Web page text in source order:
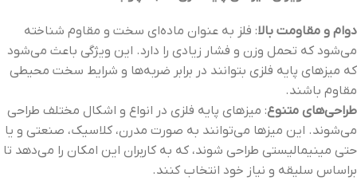
دوام و مقاومت بالا: فلز به عنوان ماده‌ای سخت و مقاوم شناخته
می‌شود که تحمل وزن و فشار زیادی را دارد. این ویژگی باعث می‌شود
که میزهای پایه فلزی بتوانند در برابر ضربه‌ها و شرایط سخت محیطی
مقاوم باشند.
طراحی‌های متنوع: میزهای پایه فلزی در انواع و اشکال مختلف طراحی
می‌شوند. این میزها می‌توانند به صورت مدرن، کلاسیک، صنعتی و یا
حتی مینیمالیستی طراحی شوند، که به کاربران این امکان را می‌دهد تا
براساس سلیقه و نیاز خود انتخاب کنند.